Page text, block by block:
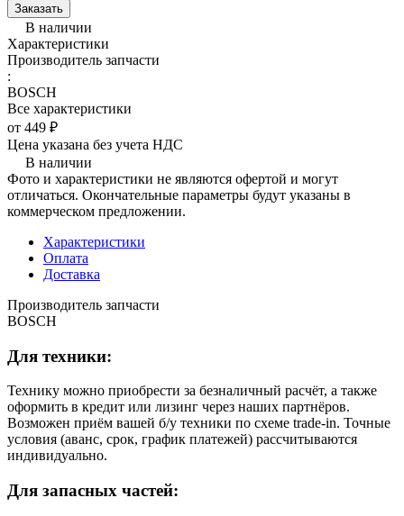
Заказать
В наличии
Характеристики
Производитель запчасти
:
BOSCH
Все характеристики
от 449 ₽
Цена указана без учета НДС
В наличии
Фото и характеристики не являются офертой и могут
отличаться. Окончательные параметры будут указаны в
коммерческом предложении.
Характеристики
Оплата
Доставка
Производитель запчасти
BOSCH
Для техники:
Технику можно приобрести за безналичный расчёт, а также
оформить в кредит или лизинг через наших партнёров.
Возможен приём вашей б/у техники по схеме trade-in. Точные
условия (аванс, срок, график платежей) рассчитываются
индивидуально.
Для запасных частей: